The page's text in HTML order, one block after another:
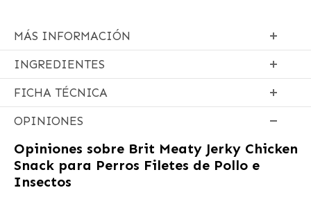
MÁS INFORMACIÓN
INGREDIENTES
FICHA TÉCNICA
OPINIONES
Opiniones sobre Brit Meaty Jerky Chicken
Snack para Perros Filetes de Pollo e
Insectos